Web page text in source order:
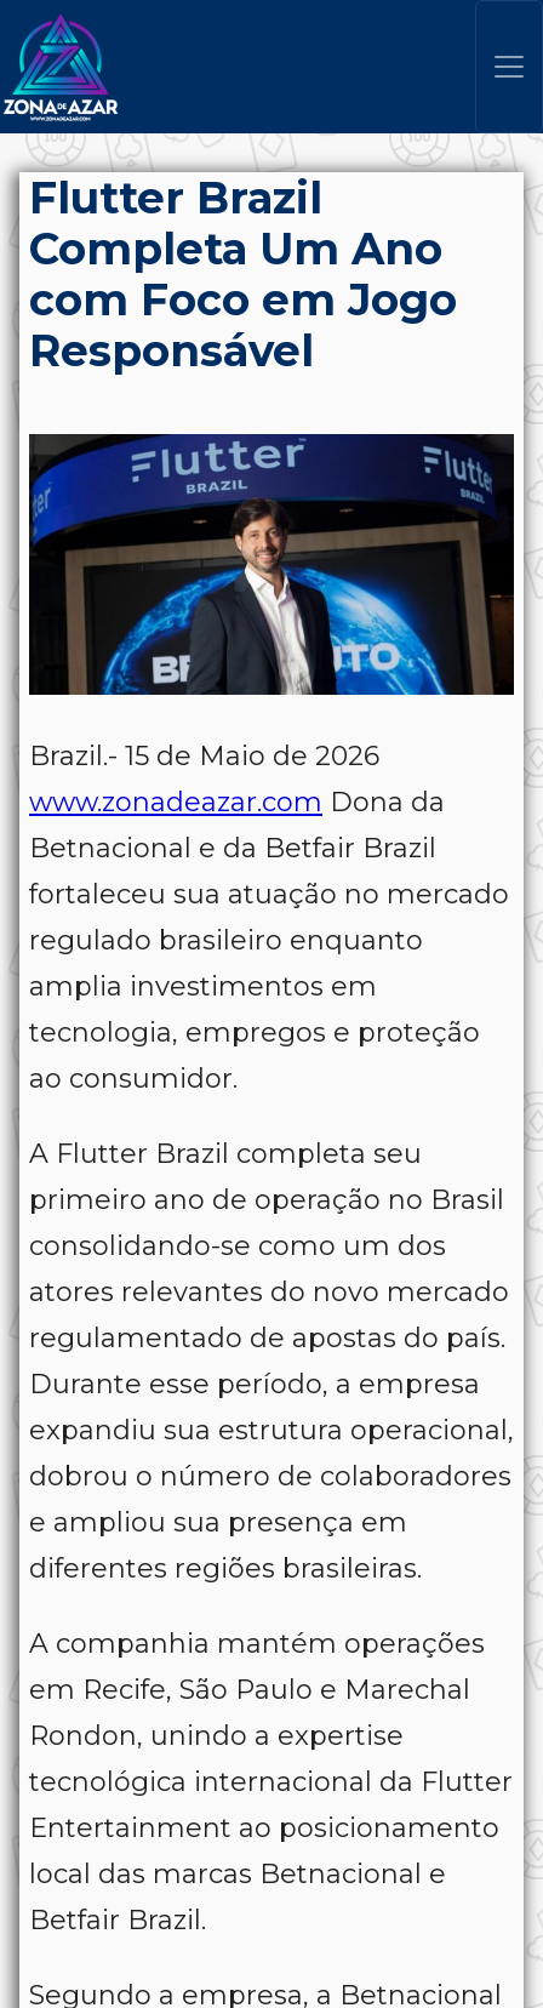
Flutter Brazil
Completa Um Ano
com Foco em Jogo
Responsável
Brazil.- 15 de Maio de 2026
www.zonadeazar.com Dona da
Betnacional e da Betfair Brazil
fortaleceu sua atuação no mercado
regulado brasileiro enquanto
amplia investimentos em
tecnologia, empregos e proteção
ao consumidor.
A Flutter Brazil completa seu
primeiro ano de operação no Brasil
consolidando-se como um dos
atores relevantes do novo mercado
regulamentado de apostas do país.
Durante esse período, a empresa
expandiu sua estrutura operacional,
dobrou o número de colaboradores
e ampliou sua presença em
diferentes regiões brasileiras.
A companhia mantém operações
em Recife, São Paulo e Marechal
Rondon, unindo a expertise
tecnológica internacional da Flutter
Entertainment ao posicionamento
local das marcas Betnacional e
Betfair Brazil.
Segundo a empresa, a Betnacional